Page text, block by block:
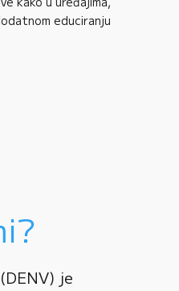
educiranju
je